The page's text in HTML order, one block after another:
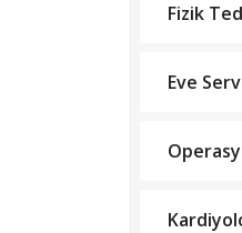
Fizik
Eve